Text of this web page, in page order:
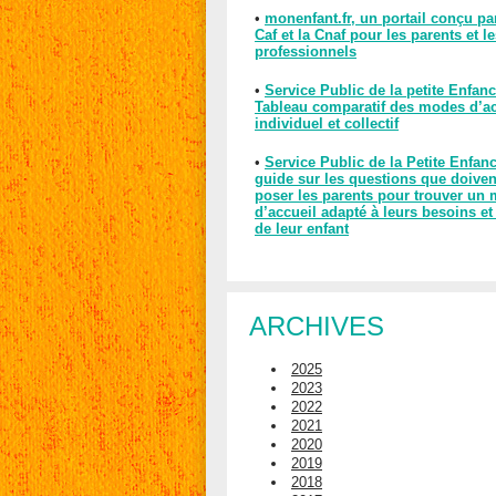
• monenfant.fr, un portail conçu
Caf et la Cnaf pour les parents et
professionnels
• Service Public de la petite
Tableau comparatif des modes
individuel et collectif
• Service Public de la Petite
guide sur les questions que
poser les parents pour trouver un
d’accueil adapté à leurs besoins
de leur enfant
ARCHIVES
2025
2023
2022
2021
2020
2019
2018